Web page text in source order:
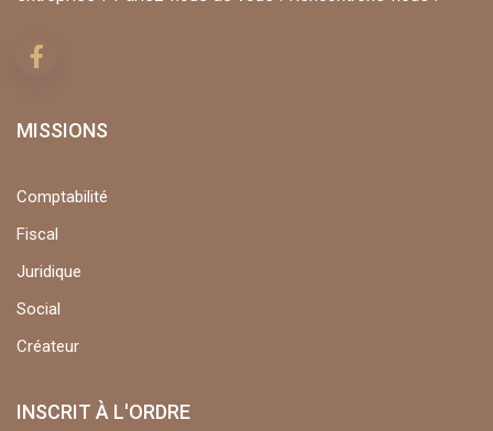
MISSIONS
Comptabilité
Fiscal
Juridique
Social
Créateur
INSCRIT À L'ORDRE